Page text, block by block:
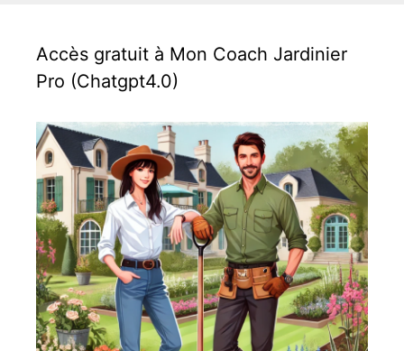
Accès gratuit à Mon Coach Jardinier
Pro (Chatgpt4.0)